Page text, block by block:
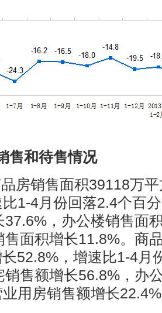
售和待售情况
房销售面积39118万
1-4月份回落2.4个百
37.6%，办公楼销售面
售面积增长11.8%。商
52.8%，增速比1-4月
销售额增长56.8%，办
用房销售额增长